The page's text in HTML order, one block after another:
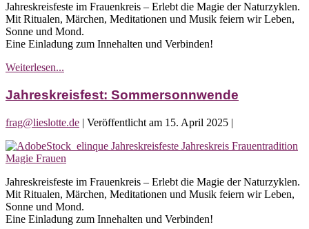
Nacht-
Gleiche
Jahreskreisfeste im Frauenkreis – Erlebt die Magie der Naturzyklen.
Mit Ritualen, Märchen, Meditationen und Musik feiern wir Leben,
Sonne und Mond.
Eine Einladung zum Innehalten und Verbinden!
Weiterlesen...
Tag-
Nacht-
Gleiche
Jahreskreisfest: Sommersonnwende
frag@lieslotte.de | Veröffentlicht am 15. April 2025 |
Jahreskreisfest:
Sommersonnwende
Jahreskreisfeste im Frauenkreis – Erlebt die Magie der Naturzyklen.
Mit Ritualen, Märchen, Meditationen und Musik feiern wir Leben,
Sonne und Mond.
Eine Einladung zum Innehalten und Verbinden!